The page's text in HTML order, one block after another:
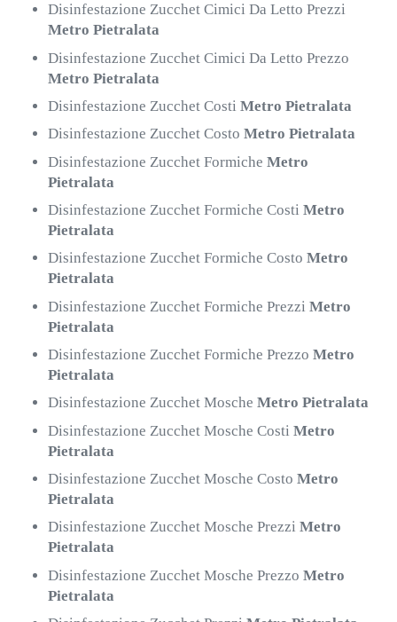
Disinfestazione Zucchet Cimici Da Letto Prezzi
Metro Pietralata
Disinfestazione Zucchet Cimici Da Letto Prezzo
Metro Pietralata
Disinfestazione Zucchet CostiMetro Pietralata
Disinfestazione Zucchet CostoMetro Pietralata
Disinfestazione Zucchet FormicheMetro
Pietralata
Disinfestazione Zucchet Formiche CostiMetro
Pietralata
Disinfestazione Zucchet Formiche CostoMetro
Pietralata
Disinfestazione Zucchet Formiche PrezziMetro
Pietralata
Disinfestazione Zucchet Formiche PrezzoMetro
Pietralata
Disinfestazione Zucchet MoscheMetro Pietralata
Disinfestazione Zucchet Mosche CostiMetro
Pietralata
Disinfestazione Zucchet Mosche CostoMetro
Pietralata
Disinfestazione Zucchet Mosche PrezziMetro
Pietralata
Disinfestazione Zucchet Mosche PrezzoMetro
Pietralata